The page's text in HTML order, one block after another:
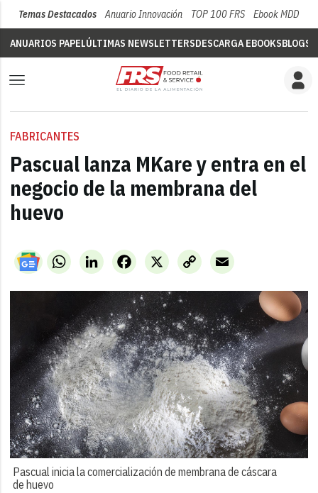
Temas Destacados Anuario Innovación TOP 100 FRS Ebook MDD
ANUARIOS PAPELÚLTIMAS NEWSLETTERSDESCARGA EBOOKSBLOGS
FABRICANTES
Pascual lanza MKare y entra en el
negocio de la membrana del
huevo
WhatsAppLinkedIn X
Facebook
Copy
Link
Email
Pascual inicia la comercialización de membrana de cáscara
de huevo